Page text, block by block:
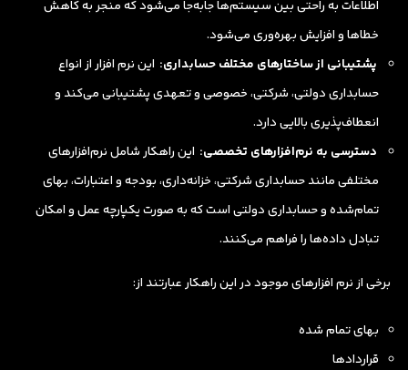
اطلاعات به راحتی بین سیستم‌ها جابه‌جا می‌شود که منجر به کاهش
خطاها و افزایش بهره‌وری می‌شود.
پشتیبانی از ساختارهای مختلف حسابداری: این نرم افزار از انواع
حسابداری دولتی، شرکتی، خصوصی و تعهدی پشتیبانی می‌کند و
انعطاف‌پذیری بالایی دارد.
دسترسی به نرم‌افزارهای تخصصی: این راهکار شامل نرم‌افزارهای
مختلفی مانند حسابداری شرکتی، خزانه‌داری، بودجه و اعتبارات، بهای
تمام‌شده و حسابداری دولتی است که به صورت یکپارچه عمل و امکان
تبادل داده‌ها را فراهم می‌کنند.
برخی از نرم افزارهای موجود در این راهکار عبارتند از:
بهای تمام شده
قراردادها